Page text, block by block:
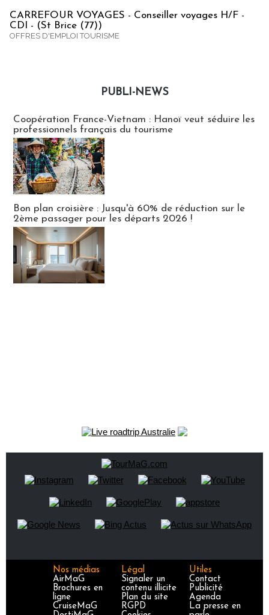
CARREFOUR VOYAGES - Conseiller voyages H/F -
CDI - (St Brice (77))
OFFRES D'EMPLOI TOURISME
PUBLI-NEWS
Coopération France-Vietnam : Hanoï veut séduire les
professionnels français du tourisme
Bon plan croisière : Jusqu'à 60% de réduction sur le
2ème passager pour les départs 2026 !
Nos médias
AirMaG
Brochures en
ligne
CruiseMaG
Légal
Signaler un
contenu illicite
Plan du site
RGPD
Utiles
Contact
Publicité
Agenda
La presse en